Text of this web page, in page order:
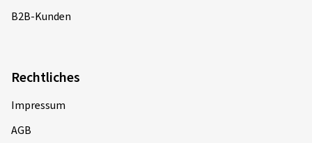
B2B-Kunden
Rechtliches
Impressum
AGB